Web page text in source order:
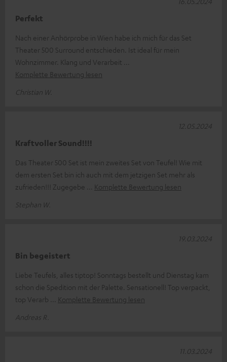
Perfekt
Nach einer Anhörprobe in Wien habe ich mich für das Set
Theater 500 Surround entschieden. Ist ideal für mein
Wohnzimmer. Klang und Verarbeit
Komplette Bewertung lesen
Christian W.
Kraftvoller Sound!!!!
Das Theater 500 Set ist mein zweites Set von Teufel! Wie mit
dem ersten Set bin ich auch mit dem jetzigen Set mehr als
zufrieden!!! Zugegebe
Komplette Bewertung lesen
Stephan W.
12.05.2024
Bin begeistert
Liebe Teufels, alles tiptop! Sonntags bestellt und Dienstag kam
schon die Spedition mit der Palette. Sensationell! Top verpackt,
top Verarb
Komplette Bewertung lesen
Andreas R.
19.03.2024
11.03.2024